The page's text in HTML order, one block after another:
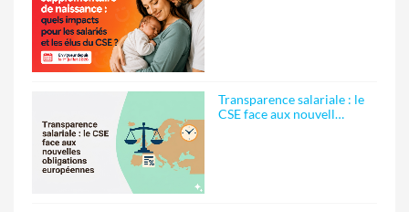
Transparence salariale : le
CSE face aux nouvell…